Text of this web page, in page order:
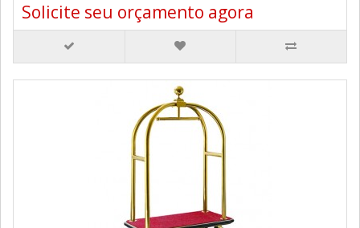
Solicite seu orçamento agora